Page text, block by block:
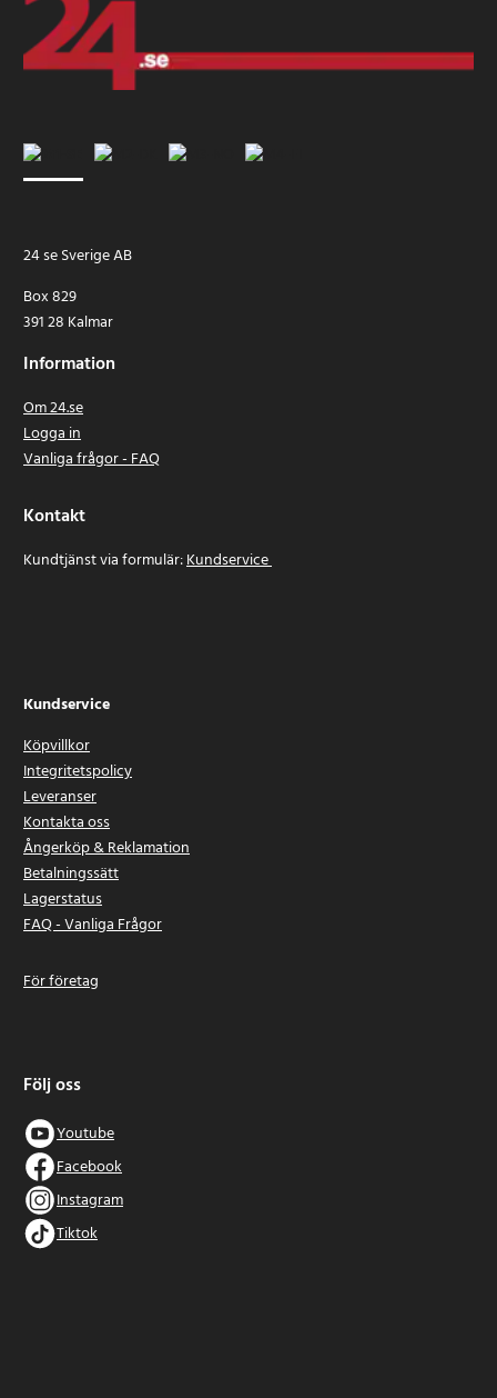
24 se Sverige AB
Box 829
391 28 Kalmar
Information
Om 24.se
Logga in
Vanliga frågor - FAQ
Kontakt
Kundtjänst via formulär:Kundservice
Kundservice
Köpvillkor
Integritetspolicy
Leveranser
Kontakta oss
Ångerköp & Reklamation
Betalningssätt
Lagerstatus
FAQ - Vanliga Frågor
För företag
Följ oss
Youtube
Facebook
Instagram
Tiktok